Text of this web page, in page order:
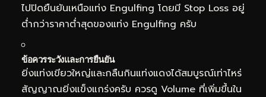
ไปปิดยืนยันเหนือแท่ง Engulfing โดยมี Stop Loss อยู่
ต่ำกว่าราคาต่ำสุดของแท่ง Engulfing ครับ
ข้อควรระวังและการยืนยัน
ยิ่งแท่งเขียวใหญ่และกลืนกินแท่งแดงได้สมบูรณ์เท่าไหร่
สัญญาณยิ่งแข็งแกร่งครับ ควรดู Volume ที่เพิ่มขึ้นใน